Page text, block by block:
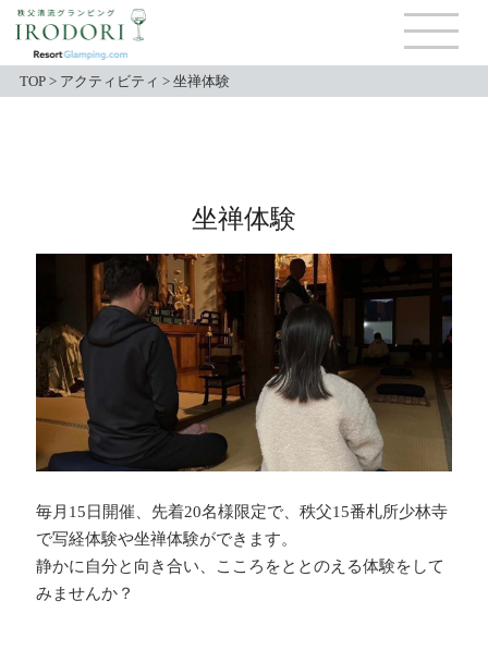
TOP > アクティビティ >坐禅体験
坐禅体験
毎月15日開催、先着20名様限定で、秩父15番札所少林寺
で写経体験や坐禅体験ができます。
静かに自分と向き合い、こころをととのえる体験をして
みませんか？